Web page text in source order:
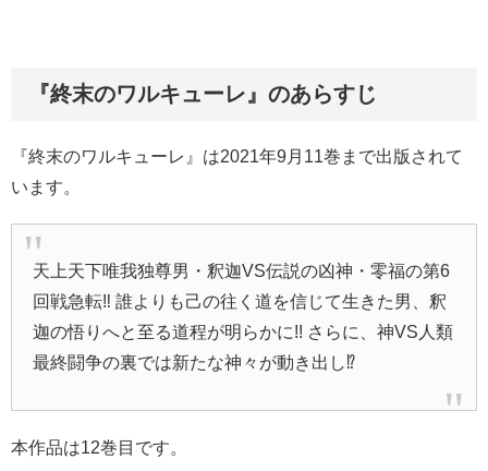
『終末のワルキューレ』のあらすじ
『終末のワルキューレ』は2021年9月11巻まで出版されて
います。
天上天下唯我独尊男・釈迦VS伝説の凶神・零福の第6
回戦急転‼ 誰よりも己の往く道を信じて生きた男、釈
迦の悟りへと至る道程が明らかに!! さらに、神VS人類
最終闘争の裏では新たな神々が動き出し⁉
本作品は12巻目です。